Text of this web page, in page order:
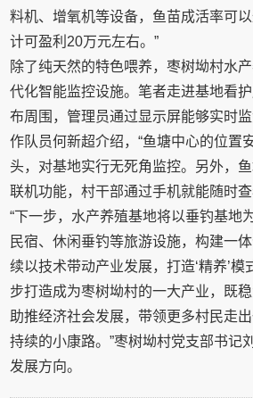
料机、增氧机等设备，鱼苗成活率可
计可盈利20万元左右。”
除了纯天然的特色喂养，枣树坳村水
代化智能监控设施。笔者走进基地看
布周围，管理员通过显示屏能够实时
作队员何新超介绍，“鱼塘中心的位置
头，对基地实行无死角监控。另外，
联机功能，村干部通过手机就能随时
“下一步，水产养殖基地将以垂钓基地
民宿、休闲垂钓等旅游设施，构建一
续以技术带动产业发展，打造‘精养’
步打造成为枣树坳村的一大产业，既
助推经济社会发展，带领更多村民走
持续的小康路。”枣树坳村党支部书记
发展方向。